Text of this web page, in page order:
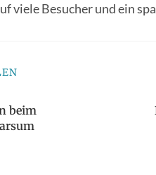
viele Besucher und ein
beim